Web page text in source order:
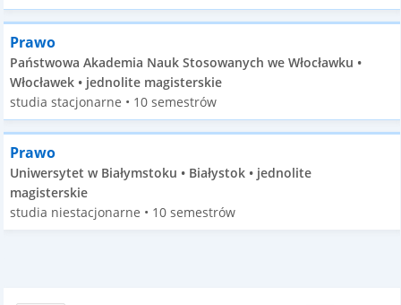
Prawo
Państwowa Akademia Nauk Stosowanych we Włocławku •
Włocławek • jednolite magisterskie
studia stacjonarne • 10 semestrów
Prawo
Uniwersytet w Białymstoku • Białystok • jednolite
magisterskie
studia niestacjonarne • 10 semestrów